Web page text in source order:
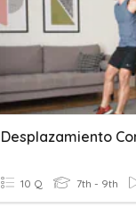
Desplazamiento
10 Q 7th - 9th